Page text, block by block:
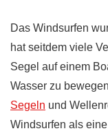
Das Windsurfen
hat seitdem viele
Segel auf einem
Wasser zu
Segeln und
Windsurfen als